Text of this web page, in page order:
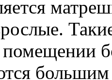
большим